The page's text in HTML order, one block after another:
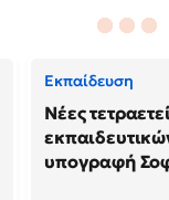
Εκπαίδευση
Νέες
υπογραφή